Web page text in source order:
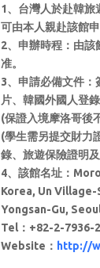
1、台灣人於赴韓旅
可由本人親赴該館申
2、申辦時程：由該
准。
3、申請必備文件：
片、韓國外國人登
(保證入境摩洛哥後
(學生需另提交財力
錄、旅遊保險證明
4、該館名址：
Korea, Un Village-
Yongsan-Gu,
Tel：+82-2-7936-
Website： http://